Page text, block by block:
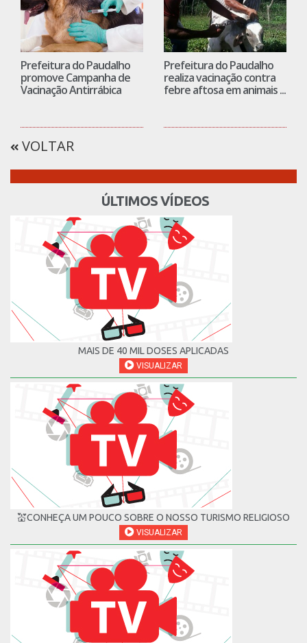
Prefeitura do Paudalho
promove Campanha de
Vacinação Antirrábica
Prefeitura do Paudalho
realiza vacinação contra
febre aftosa em animais ...
VOLTAR
ÚLTIMOS VÍDEOS
MAIS DE 40 MIL DOSES APLICADAS
VISUALIZAR
💒CONHEÇA UM POUCO SOBRE O NOSSO TURISMO RELIGIOSO
VISUALIZAR